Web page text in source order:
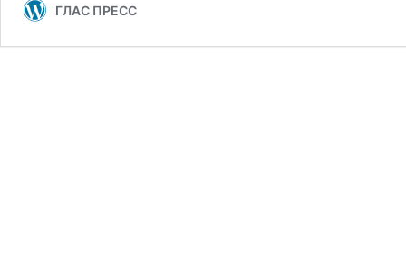
ГЛАС ПРЕСС